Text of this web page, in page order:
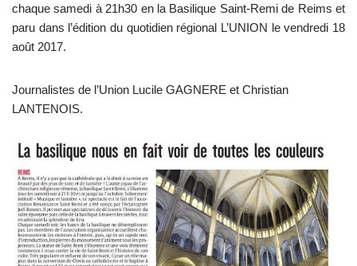
chaque samedi à 21h30 en la Basilique Saint-Remi de Reims et
paru dans l’édition du quotidien régional L’UNION le vendredi 18
août 2017.
Journalistes de l’Union Lucile GAGNERE et Christian
LANTENOIS.